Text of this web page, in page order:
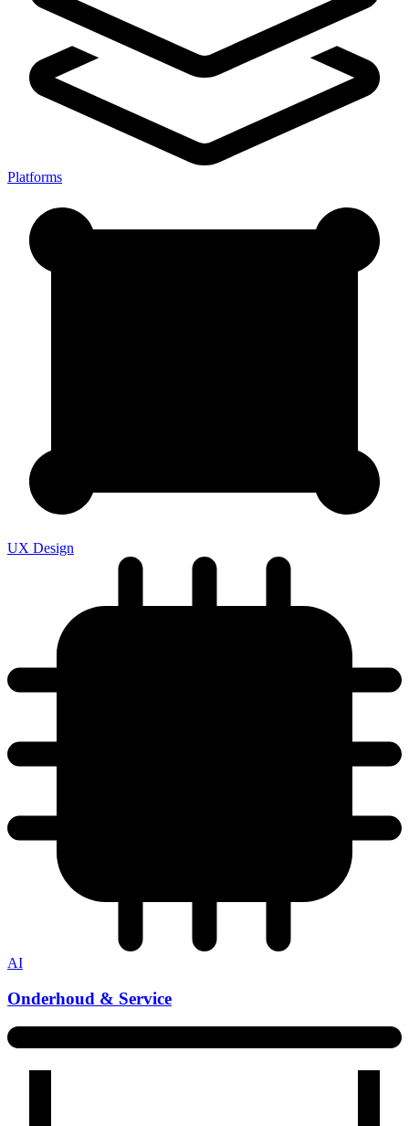
Platforms
UX Design
AI
Onderhoud & Service